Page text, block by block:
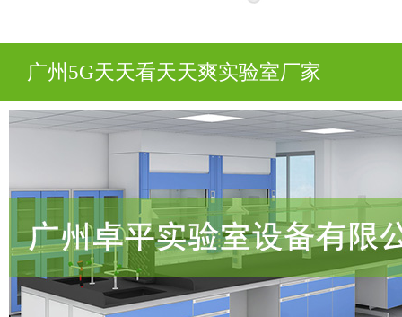
广州5G天天看天天爽实验室厂家